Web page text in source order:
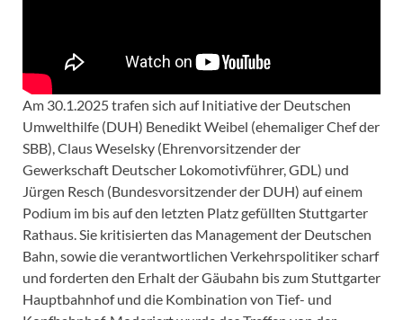
Am 30.1.2025 trafen sich auf Initiative der Deutschen
Umwelthilfe (DUH) Benedikt Weibel (ehemaliger Chef der
SBB), Claus Weselsky (Ehrenvorsitzender der
Gewerkschaft Deutscher Lokomotivführer, GDL) und
Jürgen Resch (Bundesvorsitzender der DUH) auf einem
Podium im bis auf den letzten Platz gefüllten Stuttgarter
Rathaus. Sie kritisierten das Management der Deutschen
Bahn, sowie die verantwortlichen Verkehrspolitiker scharf
und forderten den Erhalt der Gäubahn bis zum Stuttgarter
Hauptbahnhof und die Kombination von Tief- und